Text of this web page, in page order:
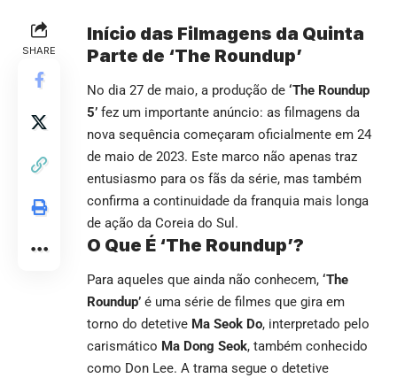
SHARE
Início das Filmagens da Quinta
Parte de ‘The Roundup’
No dia 27 de maio, a produção de ‘The Roundup
5’ fez um importante anúncio: as filmagens da
nova sequência começaram oficialmente em 24
de maio de 2023. Este marco não apenas traz
entusiasmo para os fãs da série, mas também
confirma a continuidade da franquia mais longa
de ação da Coreia do Sul.
O Que É ‘The Roundup’?
Para aqueles que ainda não conhecem, ‘The
Roundup’ é uma série de filmes que gira em
torno do detetive Ma Seok Do, interpretado pelo
carismático Ma Dong Seok, também conhecido
como Don Lee. A trama segue o detetive